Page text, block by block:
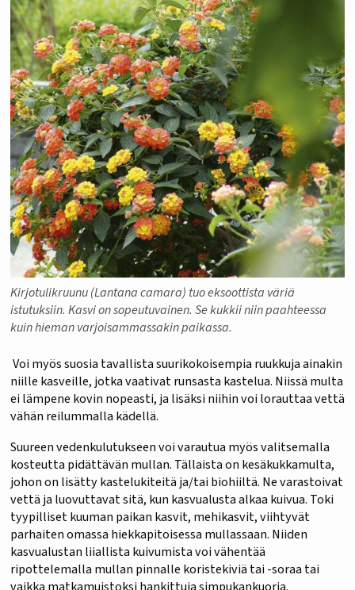
Kirjotulikruunu (Lantana camara) tuo eksoottista väriä
istutuksiin. Kasvi on sopeutuvainen. Se kukkii niin paahteessa
kuin hieman varjoisammassakin paikassa.
Voi myös suosia tavallista suurikokoisempia ruukkuja ainakin
niille kasveille, jotka vaativat runsasta kastelua. Niissä multa
ei lämpene kovin nopeasti, ja lisäksi niihin voi lorauttaa vettä
vähän reilummalla kädellä.
Suureen vedenkulutukseen voi varautua myös valitsemalla
kosteutta pidättävän mullan. Tällaista on kesäkukkamulta,
johon on lisätty kastelukiteitä ja/tai biohiiltä. Ne varastoivat
vettä ja luovuttavat sitä, kun kasvualusta alkaa kuivua. Toki
tyypilliset kuuman paikan kasvit, mehikasvit, viihtyvät
parhaiten omassa hiekkapitoisessa mullassaan. Niiden
kasvualustan liiallista kuivumista voi vähentää
ripottelemalla mullan pinnalle koristekiviä tai -soraa tai
vaikka matkamuistoksi hankittuja simpukankuoria.